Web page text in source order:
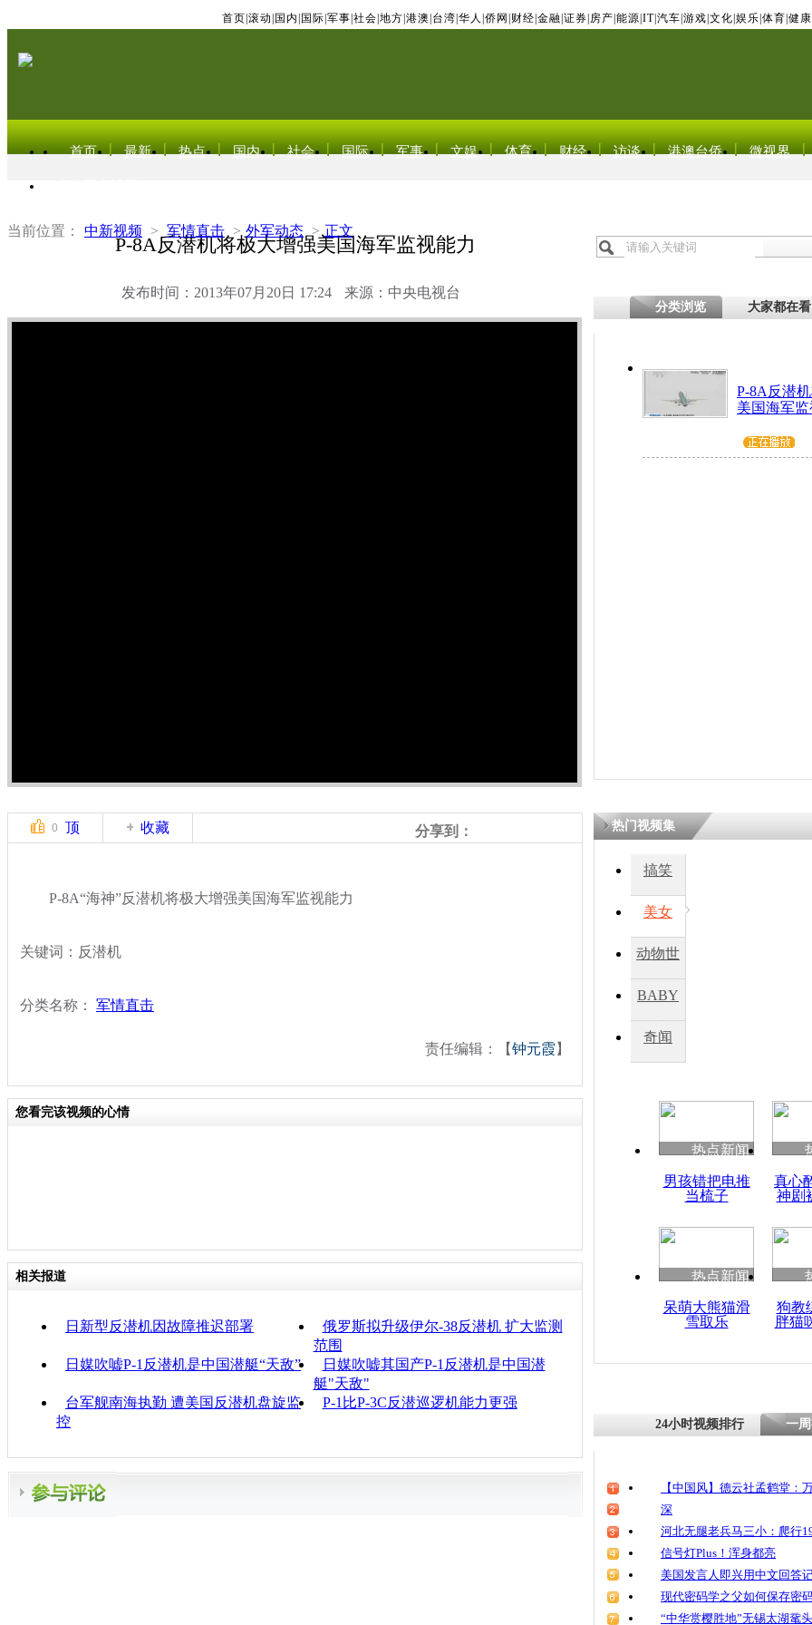
首页 滚动 国内 国际 军事 社会 地方 港澳 台湾 华人 侨网 财经 金融 证券 房产 能源 IT| 汽车 游戏 文化 娱乐 体育 健康
首页 最新 热点 国内 社会 国际 军事 文娱 体育 财经 访谈 港澳台侨 微视界
当前位置： 中新视频 > 军情直击 > 外军动态 > 正文
P-8A反潜机将极大增强美国海军监视能力
发布时间：2013年07月20日 17:24 来源：中央电视台
分类浏览 大家都在看
P-8A反潜
美国海军
0 顶 收藏 分享到：
P-8A“海神”反潜机将极大增强美国海军监视能力
关键词：反潜机
分类名称： 军情直击
责任编辑：【钟元霞 】
您看完该视频的心情
相关报道
日新型反潜机因故障推迟部署
俄罗斯拟升级伊尔-38反潜机 扩大监测
范围
日媒吹嘘P-1反潜机是中国潜艇“天敌”
日媒吹嘘其国产P-1反潜机是中国潜
艇"天敌"
台军舰南海执勤 遭美国反潜机盘旋监
控
P-1比P-3C反潜巡逻机能力更强
热门视频集
搞笑
美女
动物世
BABY
秀
奇闻
热点新闻
男孩错把电推
当梳子
真心
神剧
热点新闻
呆萌大熊猫滑
雪取乐
狗教
胖猫
24小时视频排行 一
【中国风】德云社孟鹤堂：
深
河北无腿老兵马三小：爬行
信号灯Plus！浑身都亮
美国发言人即兴用中文回答
现代密码学之父如何保存
“中华赏樱胜地”无锡太湖鼋